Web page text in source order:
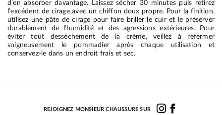
d’en absorber davantage. Laissez sécher 30 minutes puis retirez
l’excédent de cirage avec un chiffon doux propre. Pour la finition,
utilisez une pâte de cirage pour faire briller le cuir et le préserver
durablement de l’humidité et des agressions extérieures. Pour
éviter tout dessèchement de la crème, veillez à refermer
soigneusement le pommadier après chaque utilisation et
conservez-le dans un endroit frais et sec.
REJOIGNEZ MONSIEUR CHAUSSURE SUR